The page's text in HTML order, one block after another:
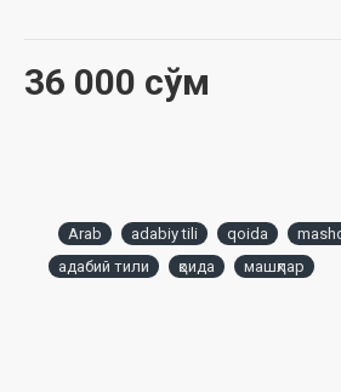
36 000 сўм
Arab adabiy tili qoida
адабий тили
қоида машқлар